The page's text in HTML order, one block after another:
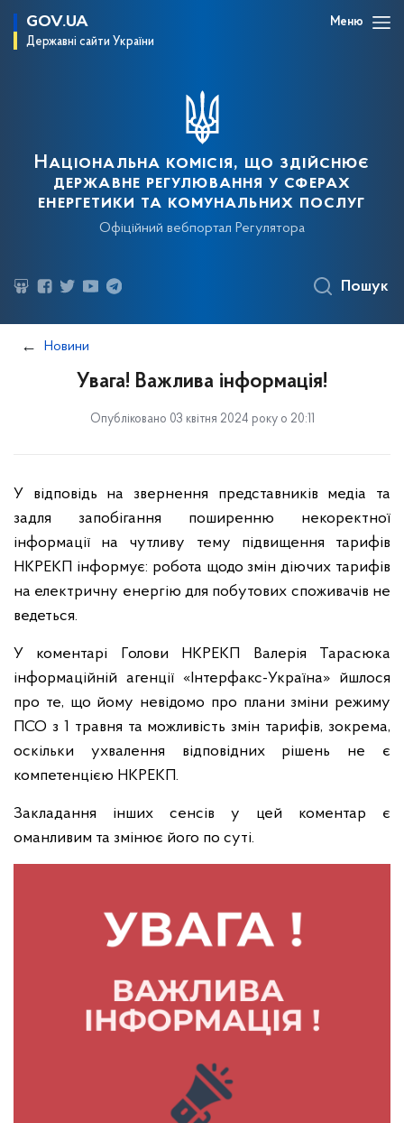
GOV.UA
Державні сайти України
Меню
Національна комісія, що здійснює
державне регулювання у сферах
енергетики та комунальних послуг
Офіційний вебпортал Регулятора
Пошук
Новини
Увага! Важлива інформація!
Опубліковано 03 квітня 2024 року о 20:11
У відповідь на звернення представників медіа та
задля запобігання поширенню некоректної
інформації на чутливу тему підвищення тарифів
НКРЕКП інформує: робота щодо змін діючих тарифів
на електричну енергію для побутових споживачів не
ведеться.
У коментарі Голови НКРЕКП Валерія Тарасюка
інформаційній агенції «Інтерфакс-Україна» йшлося
про те, що йому невідомо про плани зміни режиму
ПСО з 1 травня та можливість змін тарифів, зокрема,
оскільки ухвалення відповідних рішень не є
компетенцією НКРЕКП.
Закладання інших сенсів у цей коментар є
оманливим та змінює його по суті.